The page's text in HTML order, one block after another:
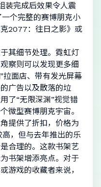
装完成后效果令人震
个完整的赛博朋克小
2077：往日之影》或
其细节处理。霓虹灯
察则可以发现更多细
拉面店、带有发光屏幕
广告以及散落的垃
了“无限深渊”视觉错
微型赛博朋克宇宙。
提供了折扣，价格为
，但与去年推出的乐
合理的。这款书架艺
书架增添亮点。对于
游戏的收藏者来说，